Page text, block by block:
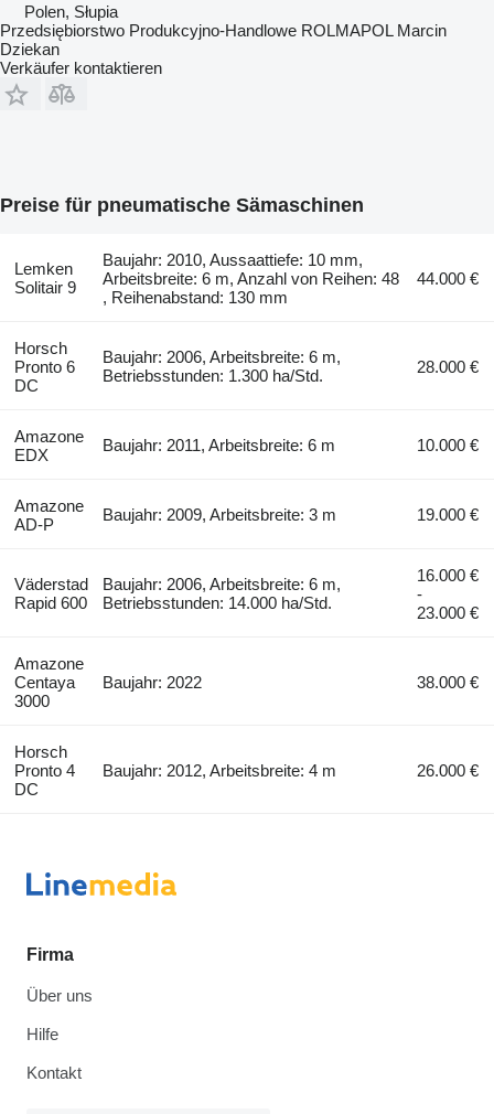
Polen, Słupia
Przedsiębiorstwo Produkcyjno-Handlowe ROLMAPOL Marcin
Dziekan
Verkäufer kontaktieren
Preise für pneumatische Sämaschinen
Lemken
Solitair 9
Baujahr: 2010, Aussaattiefe: 10 mm,
Arbeitsbreite: 6 m, Anzahl von Reihen: 48
, Reihenabstand: 130 mm
44.000 €
Horsch
Pronto 6
DC
Baujahr: 2006, Arbeitsbreite: 6 m,
Betriebsstunden: 1.300 ha/Std.
28.000 €
Amazone
EDX
Baujahr: 2011, Arbeitsbreite: 6 m 10.000 €
Amazone
AD-P
Baujahr: 2009, Arbeitsbreite: 3 m 19.000 €
Väderstad
Rapid 600
Baujahr: 2006, Arbeitsbreite: 6 m,
Betriebsstunden: 14.000 ha/Std.
16.000 €
-
23.000 €
Amazone
Centaya
3000
Baujahr: 2022 38.000 €
Horsch
Pronto 4
DC
Baujahr: 2012, Arbeitsbreite: 4 m 26.000 €
Firma
Über uns
Hilfe
Kontakt